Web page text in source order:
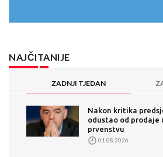
NAJČITANIJE
ZADNJI TJEDAN
Nakon kritika
odustao od prodaje
prvenstvu
01.08.2026.